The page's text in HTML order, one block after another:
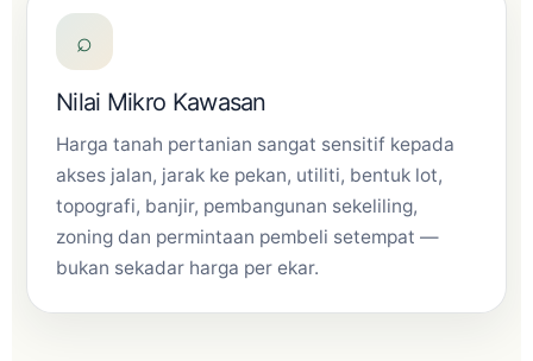
⌕
Nilai Mikro Kawasan
Harga tanah pertanian sangat sensitif kepada
akses jalan, jarak ke pekan, utiliti, bentuk lot,
topografi, banjir, pembangunan sekeliling,
zoning dan permintaan pembeli setempat —
bukan sekadar harga per ekar.